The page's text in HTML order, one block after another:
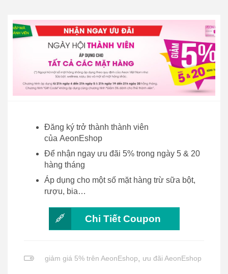
Đăng ký trở thành thành viên
của AeonEshop
Để nhận ngay ưu đãi 5% trong ngày 5 & 20
hàng tháng
Áp dụng cho một số mặt hàng trừ sữa bột,
rượu, bia…
Chi Tiết Coupon
giảm giá 5% trên AeonEshop, ưu đãi AeonEshop